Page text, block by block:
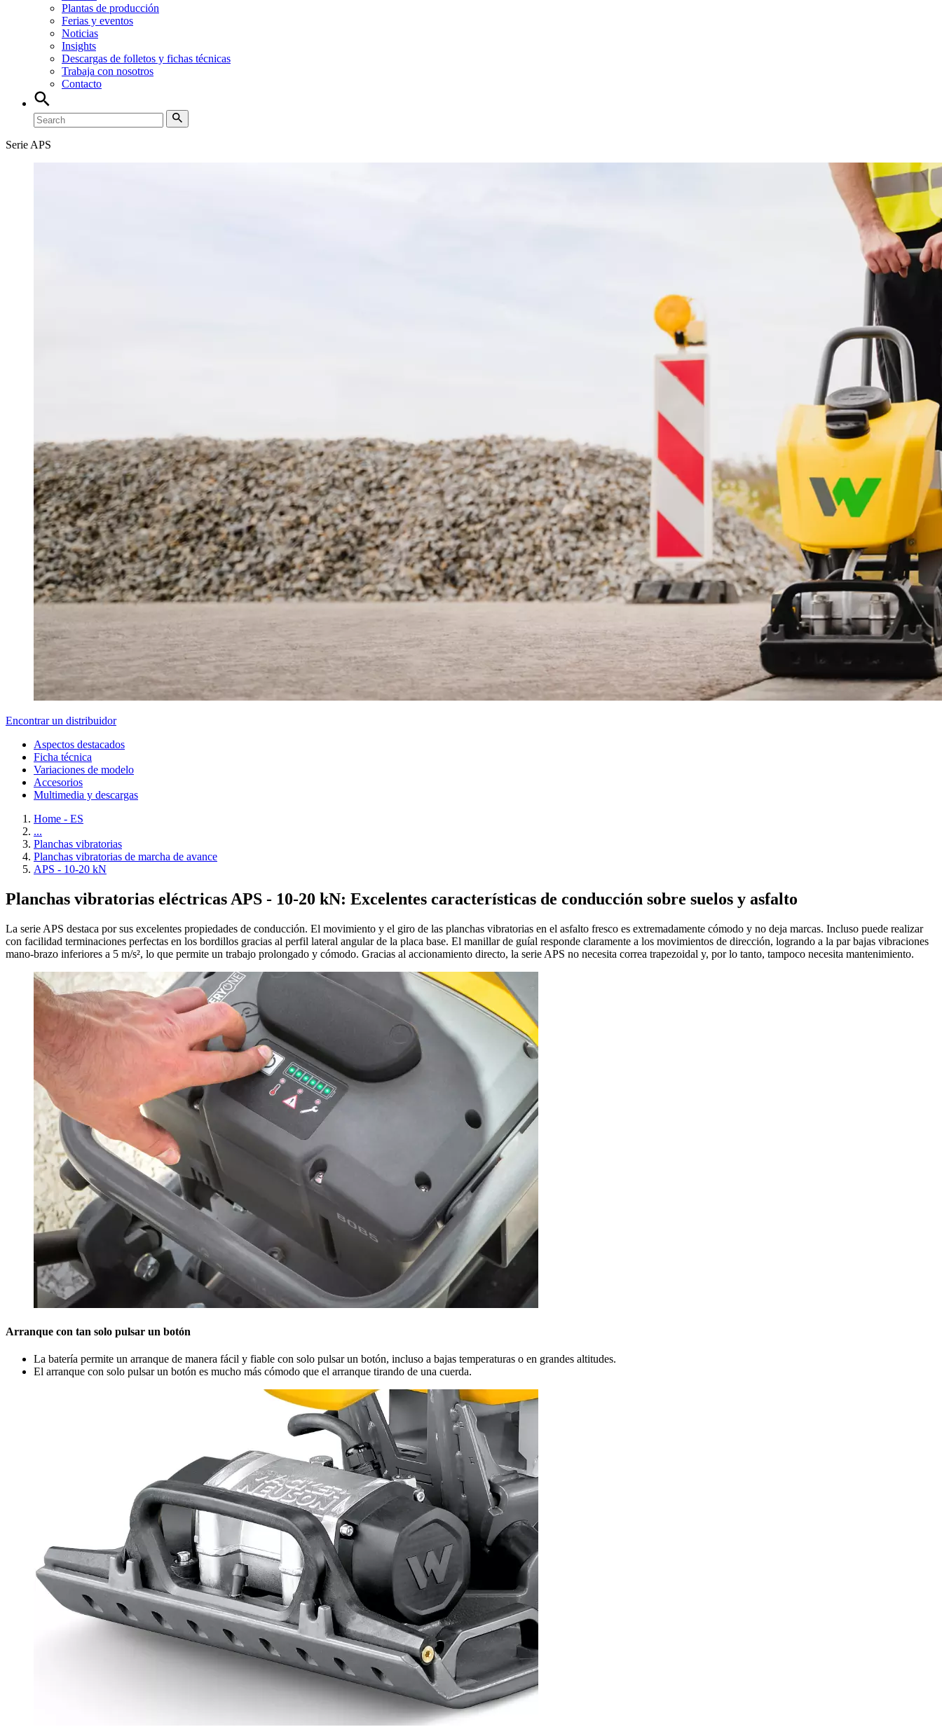
Plantas de producción
Ferias y eventos
Noticias
Insights
Descargas de folletos y fichas técnicas
Trabaja con nosotros
Contacto
Serie APS
Encontrar un distribuidor
Aspectos destacados
Ficha técnica
Variaciones de modelo
Accesorios
Multimedia y descargas
Home - ES
...
Planchas vibratorias
Planchas vibratorias de marcha de avance
APS - 10-20 kN
Planchas vibratorias eléctricas APS - 10-20 kN: Excelentes características de conducción sobre suelos y asfalto
La serie APS destaca por sus excelentes propiedades de conducción. El movimiento y el giro de las planchas vibratorias en el asfalto fresco es extremadamente cómodo y no deja marcas. Incluso puede realizar
con facilidad terminaciones perfectas en los bordillos gracias al perfil lateral angular de la placa base. El manillar de guíal responde claramente a los movimientos de dirección, logrando a la par bajas vibraciones
mano-brazo inferiores a 5 m/s², lo que permite un trabajo prolongado y cómodo. Gracias al accionamiento directo, la serie APS no necesita correa trapezoidal y, por lo tanto, tampoco necesita mantenimiento.
Arranque con tan solo pulsar un botón
La batería permite un arranque de manera fácil y fiable con solo pulsar un botón, incluso a bajas temperaturas o en grandes altitudes.
El arranque con solo pulsar un botón es mucho más cómodo que el arranque tirando de una cuerda.